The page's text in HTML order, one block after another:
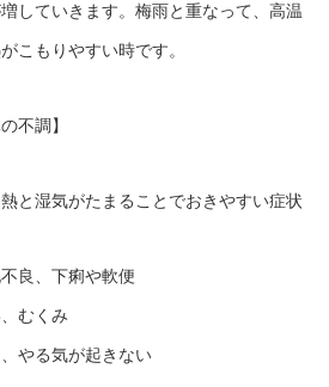
していきます。梅雨と重なって、高温
こもりやすい時です。
不調】
と湿気がたまることでおきやすい症状
良、下痢や軟便
むくみ
やる気が起きない